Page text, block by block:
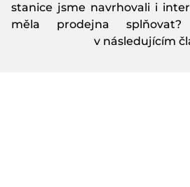
Reference
Cena
stanice jsme navrhovali i
měla prodejna
v následujícím